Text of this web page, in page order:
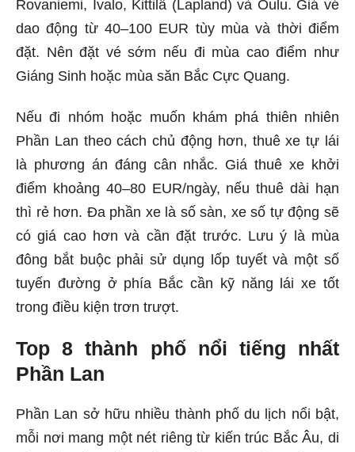
Rovaniemi, Ivalo, Kittilä (Lapland) và Oulu. Giá vé
dao động từ 40–100 EUR tùy mùa và thời điểm
đặt. Nên đặt vé sớm nếu đi mùa cao điểm như
Giáng Sinh hoặc mùa săn Bắc Cực Quang.
Nếu đi nhóm hoặc muốn khám phá thiên nhiên
Phần Lan theo cách chủ động hơn, thuê xe tự lái
là phương án đáng cân nhắc. Giá thuê xe khởi
điểm khoảng 40–80 EUR/ngày, nếu thuê dài hạn
thì rẻ hơn. Đa phần xe là số sàn, xe số tự động sẽ
có giá cao hơn và cần đặt trước. Lưu ý là mùa
đông bắt buộc phải sử dụng lốp tuyết và một số
tuyến đường ở phía Bắc cần kỹ năng lái xe tốt
trong điều kiện trơn trượt.
Top 8 thành phố nổi tiếng nhất
Phần Lan
Phần Lan sở hữu nhiều thành phố du lịch nổi bật,
mỗi nơi mang một nét riêng từ kiến trúc Bắc Âu, di